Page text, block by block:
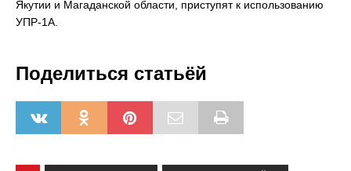
Якутии и Магаданской области, приступят к использованию
УПР-1А.
Поделиться статьёй